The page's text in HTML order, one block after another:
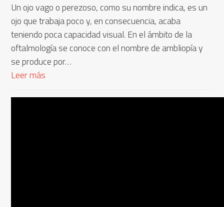
Un ojo vago o perezoso, como su nombre indica, es un
ojo que trabaja poco y, en consecuencia, acaba
teniendo poca capacidad visual. En el ámbito de la
oftalmología se conoce con el nombre de ambliopía y
se produce por…
Leer más